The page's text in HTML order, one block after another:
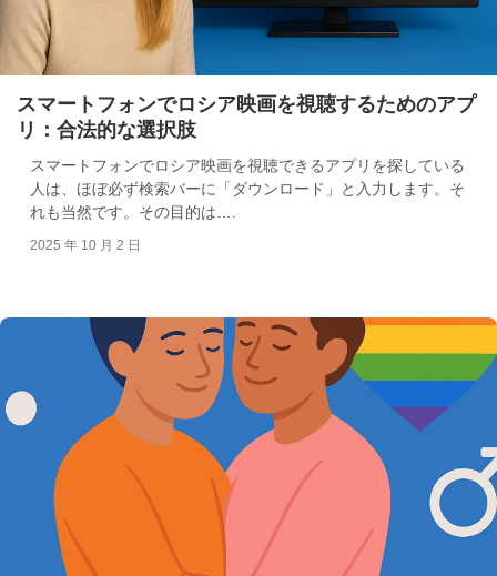
スマートフォンでロシア映画を視聴するためのアプ
リ：合法的な選択肢
スマートフォンでロシア映画を視聴できるアプリを探している
人は、ほぼ必ず検索バーに「ダウンロード」と入力します。そ
れも当然です。その目的は….
2025 年 10 月 2 日